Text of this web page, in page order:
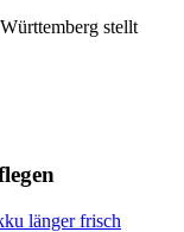
stellt
länger frisch